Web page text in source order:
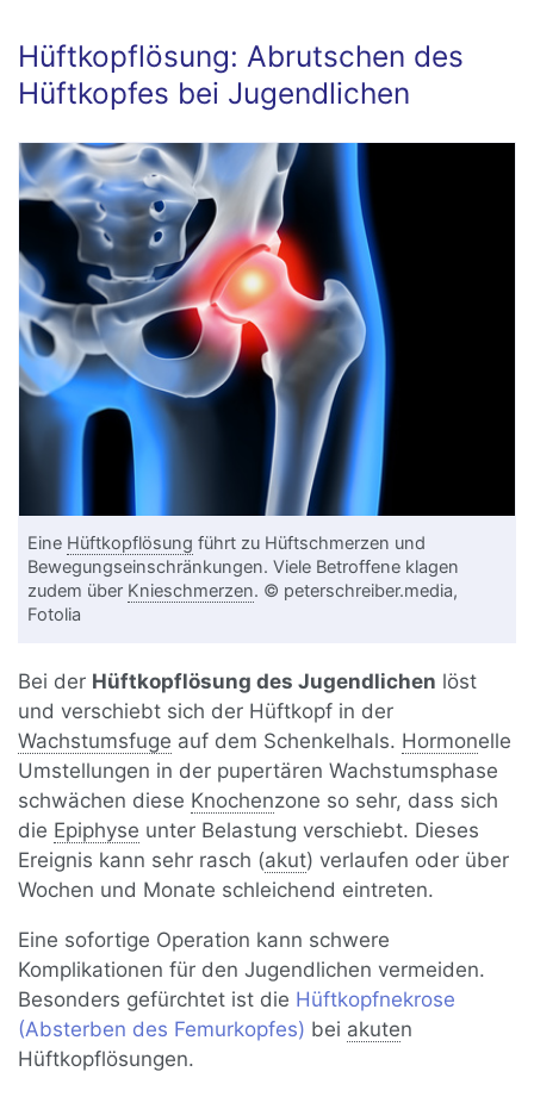
Hüftkopflösung: Abrutschen des
Hüftkopfes bei Jugendlichen
Eine Hüftkopflösung führt zu Hüftschmerzen und
Bewegungseinschränkungen. Viele Betroffene klagen
zudem über Knieschmerzen. © peterschreiber.media,
Fotolia
Bei der Hüftkopflösung des Jugendlichen löst
und verschiebt sich der Hüftkopf in der
Wachstumsfuge auf dem Schenkelhals. Hormonelle
Umstellungen in der pupertären Wachstumsphase
schwächen diese Knochenzone so sehr, dass sich
die Epiphyse unter Belastung verschiebt. Dieses
Ereignis kann sehr rasch (akut) verlaufen oder über
Wochen und Monate schleichend eintreten.
Eine sofortige Operation kann schwere
Komplikationen für den Jugendlichen vermeiden.
Besonders gefürchtet ist die Hüftkopfnekrose
(Absterben des Femurkopfes) bei akuten
Hüftkopflösungen.